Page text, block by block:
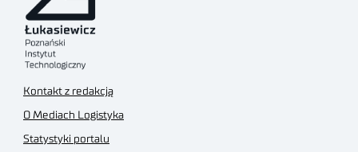
Kontakt z redakcją
O Mediach Logistyka
Statystyki portalu